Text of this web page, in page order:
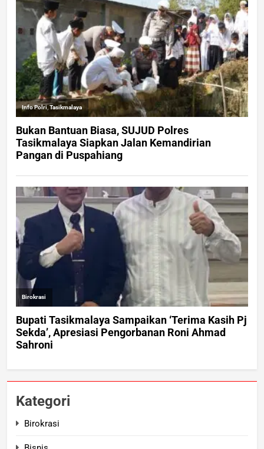
Kategori
Birokrasi